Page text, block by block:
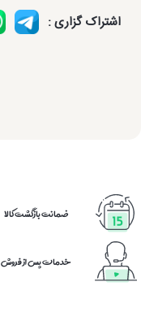
اشتراک گزاری :
ضمانت بازگشت کالا
خدمات پس از فروش